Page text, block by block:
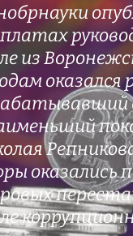
из
оказались